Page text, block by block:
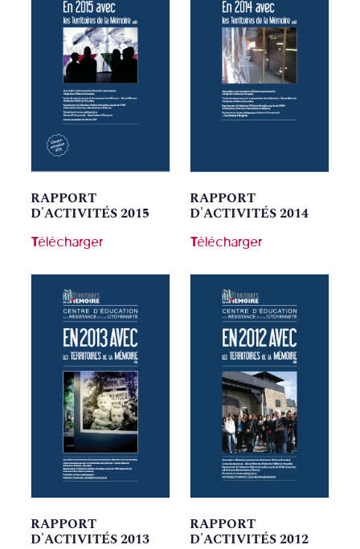
RAPPORT
D'ACTIVITÉS 2015
Télécharger
RAPPORT
D'ACTIVITÉS 2014
Télécharger
RAPPORT
D'ACTIVITÉS 2013
RAPPORT
D'ACTIVITÉS 2012